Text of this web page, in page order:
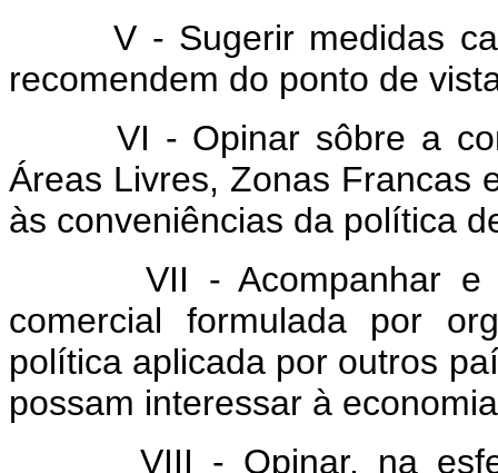
V - Sugerir medidas
recomendem do ponto de
VI - Opinar sôbre a
Áreas Livres, Zonas Francas
às conveniências da política
VII - Acompanhar e
comercial formulada por
política aplicada por outros
possam interessar à
VIII - Opinar, na esfera